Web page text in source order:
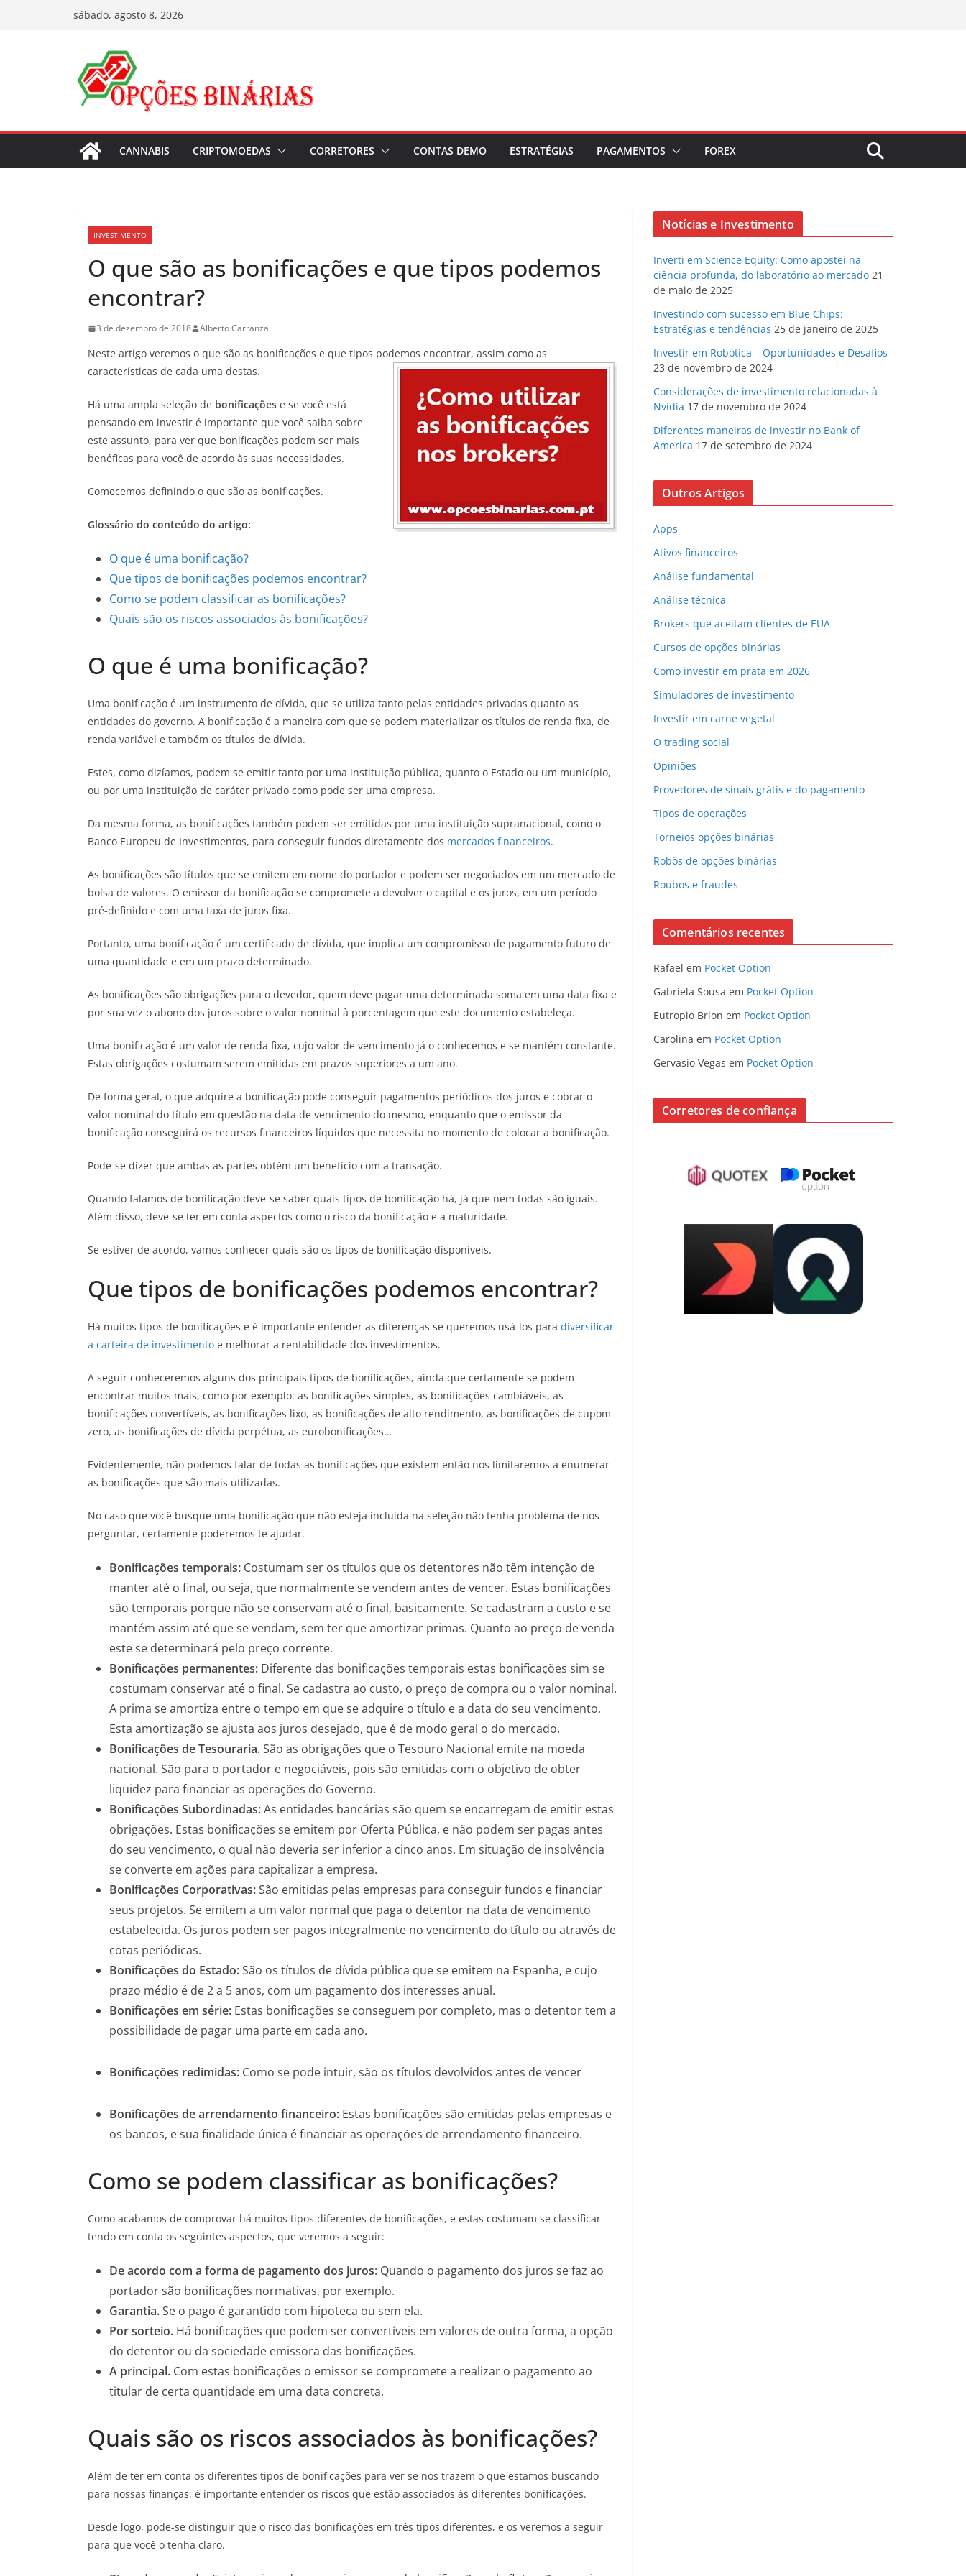
sábado, agosto 8, 2026
CANNABIS CRIPTOMOEDAS CORRETORES CONTAS DEMO ESTRATÉGIAS PAGAMENTOS FOREX
INVESTIMENTO
O que são as bonificações e que tipos podemos
encontrar?
3 de dezembro de 2018 Alberto Carranza
Neste artigo veremos o que são as bonificações e que tipos podemos encontrar, assim como as
características de cada uma destas.
Há uma ampla seleção de bonificações e se você está
pensando em investir é importante que você saiba sobre
este assunto, para ver que bonificações podem ser mais
benéficas para você de acordo às suas necessidades.
Comecemos definindo o que são as bonificações.
Glossário do conteúdo do artigo:
O que é uma bonificação?
Que tipos de bonificações podemos encontrar?
Como se podem classificar as bonificações?
Quais são os riscos associados às bonificações?
O que é uma bonificação?
Uma bonificação é um instrumento de dívida, que se utiliza tanto pelas entidades privadas quanto as
entidades do governo. A bonificação é a maneira com que se podem materializar os títulos de renda fixa, de
renda variável e também os títulos de dívida.
Estes, como dizíamos, podem se emitir tanto por uma instituição pública, quanto o Estado ou um município,
ou por uma instituição de caráter privado como pode ser uma empresa.
Da mesma forma, as bonificações também podem ser emitidas por uma instituição supranacional, como o
Banco Europeu de Investimentos, para conseguir fundos diretamente dos mercados financeiros.
As bonificações são títulos que se emitem em nome do portador e podem ser negociados em um mercado de
bolsa de valores. O emissor da bonificação se compromete a devolver o capital e os juros, em um período
pré-definido e com uma taxa de juros fixa.
Portanto, uma bonificação é um certificado de dívida, que implica um compromisso de pagamento futuro de
uma quantidade e em um prazo determinado.
As bonificações são obrigações para o devedor, quem deve pagar uma determinada soma em uma data fixa e
por sua vez o abono dos juros sobre o valor nominal à porcentagem que este documento estabeleça.
Uma bonificação é um valor de renda fixa, cujo valor de vencimento já o conhecemos e se mantém constante.
Estas obrigações costumam serem emitidas em prazos superiores a um ano.
De forma geral, o que adquire a bonificação pode conseguir pagamentos periódicos dos juros e cobrar o
valor nominal do título em questão na data de vencimento do mesmo, enquanto que o emissor da
bonificação conseguirá os recursos financeiros líquidos que necessita no momento de colocar a bonificação.
Pode-se dizer que ambas as partes obtém um benefício com a transação.
Quando falamos de bonificação deve-se saber quais tipos de bonificação há, já que nem todas são iguais.
Além disso, deve-se ter em conta aspectos como o risco da bonificação e a maturidade.
Se estiver de acordo, vamos conhecer quais são os tipos de bonificação disponíveis.
Que tipos de bonificações podemos encontrar?
Há muitos tipos de bonificações e é importante entender as diferenças se queremos usá-los para diversificar
a carteira de investimento e melhorar a rentabilidade dos investimentos.
A seguir conheceremos alguns dos principais tipos de bonificações, ainda que certamente se podem
encontrar muitos mais, como por exemplo: as bonificações simples, as bonificações cambiáveis, as
bonificações convertíveis, as bonificações lixo, as bonificações de alto rendimento, as bonificações de cupom
zero, as bonificações de dívida perpétua, as eurobonificações…
Evidentemente, não podemos falar de todas as bonificações que existem então nos limitaremos a enumerar
as bonificações que são mais utilizadas.
No caso que você busque uma bonificação que não esteja incluída na seleção não tenha problema de nos
perguntar, certamente poderemos te ajudar.
Bonificações temporais: Costumam ser os títulos que os detentores não têm intenção de
manter até o final, ou seja, que normalmente se vendem antes de vencer. Estas bonificações
são temporais porque não se conservam até o final, basicamente. Se cadastram a custo e se
mantém assim até que se vendam, sem ter que amortizar primas. Quanto ao preço de venda
este se determinará pelo preço corrente.
Bonificações permanentes: Diferente das bonificações temporais estas bonificações sim se
costumam conservar até o final. Se cadastra ao custo, o preço de compra ou o valor nominal.
A prima se amortiza entre o tempo em que se adquire o título e a data do seu vencimento.
Esta amortização se ajusta aos juros desejado, que é de modo geral o do mercado.
Bonificações de Tesouraria.São as obrigações que o Tesouro Nacional emite na moeda
nacional. São para o portador e negociáveis, pois são emitidas com o objetivo de obter
liquidez para financiar as operações do Governo.
Bonificações Subordinadas:As entidades bancárias são quem se encarregam de emitir estas
obrigações. Estas bonificações se emitem por Oferta Pública, e não podem ser pagas antes
do seu vencimento, o qual não deveria ser inferior a cinco anos. Em situação de insolvência
se converte em ações para capitalizar a empresa.
Bonificações Corporativas:São emitidas pelas empresas para conseguir fundos e financiar
seus projetos. Se emitem a um valor normal que paga o detentor na data de vencimento
estabelecida. Os juros podem ser pagos integralmente no vencimento do título ou através de
cotas periódicas.
Bonificações do Estado:São os títulos de dívida pública que se emitem na Espanha, e cujo
prazo médio é de 2 a 5 anos, com um pagamento dos interesses anual.
Bonificações em série: Estas bonificações se conseguem por completo, mas o detentor tem a
possibilidade de pagar uma parte em cada ano.
Bonificações redimidas: Como se pode intuir, são os títulos devolvidos antes de vencer
Bonificações de arrendamento financeiro: Estas bonificações são emitidas pelas empresas e
os bancos, e sua finalidade única é financiar as operações de arrendamento financeiro.
Como se podem classificar as bonificações?
Como acabamos de comprovar há muitos tipos diferentes de bonificações, e estas costumam se classificar
tendo em conta os seguintes aspectos, que veremos a seguir:
De acordo com a forma de pagamento dos juros: Quando o pagamento dos juros se faz ao
portador são bonificações normativas, por exemplo.
Garantia.Se o pago é garantido com hipoteca ou sem ela.
Por sorteio. Há bonificações que podem ser convertíveis em valores de outra forma, a opção
do detentor ou da sociedade emissora das bonificações.
A principal. Com estas bonificações o emissor se compromete a realizar o pagamento ao
titular de certa quantidade em uma data concreta.
Quais são os riscos associados às bonificações?
Além de ter em conta os diferentes tipos de bonificações para ver se nos trazem o que estamos buscando
para nossas finanças, é importante entender os riscos que estão associados às diferentes bonificações.
Desde logo, pode-se distinguir que o risco das bonificações em três tipos diferentes, e os veremos a seguir
para que você o tenha claro.
Notícias e Investimento
Inverti em Science Equity: Como apostei na
ciência profunda, do laboratório ao mercado 21
de maio de 2025
Investindo com sucesso em Blue Chips:
Estratégias e tendências 25 de janeiro de 2025
Investir em Robótica – Oportunidades e Desafios
23 de novembro de 2024
Considerações de investimento relacionadas à
Nvidia 17 de novembro de 2024
Diferentes maneiras de investir no Bank of
America 17 de setembro de 2024
Outros Artigos
Apps
Ativos financeiros
Análise fundamental
Análise técnica
Brokers que aceitam clientes de EUA
Cursos de opções binárias
Como investir em prata em 2026
Simuladores de investimento
Investir em carne vegetal
O trading social
Opiniões
Provedores de sinais grátis e do pagamento
Tipos de operações
Torneios opções binárias
Robôs de opções binárias
Roubos e fraudes
Comentários recentes
Rafael em Pocket Option
Gabriela Sousa em Pocket Option
Eutropio Brion em Pocket Option
Carolina em Pocket Option
Gervasio Vegas em Pocket Option
Corretores de confiança